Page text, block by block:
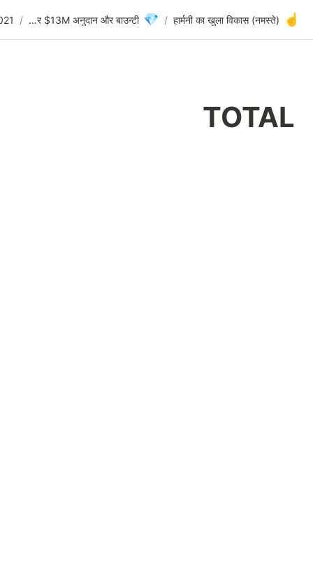
💎
एनएफटी पर $13M अनुदान और बाउन्टी
/
2021 की चौथी तिमाही के लिए बजट आवंटन
/
TOTAL